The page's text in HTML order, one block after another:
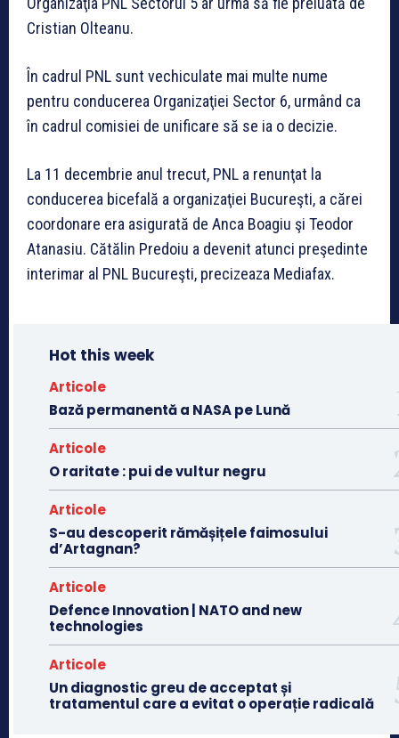
Cristian Olteanu.
În cadrul PNL sunt vechiculate mai multe nume
pentru conducerea Organizaţiei Sector 6, urmând ca
în cadrul comisiei de unificare să se ia o decizie.
La 11 decembrie anul trecut, PNL a renunţat la
conducerea bicefală a organizaţiei Bucureşti, a cărei
coordonare era asigurată de Anca Boagiu şi Teodor
Atanasiu. Cătălin Predoiu a devenit atunci preşedinte
interimar al PNL Bucureşti, precizeaza Mediafax.
Hot this week
Articole
Bază permanentă a NASA pe Lună
Articole
O raritate : pui de vultur negru
Articole
S-au descoperit rămășițele faimosului
d’Artagnan?
Articole
Defence Innovation | NATO and new
technologies
Articole
Un diagnostic greu de acceptat și
tratamentul care a evitat o operație radicală